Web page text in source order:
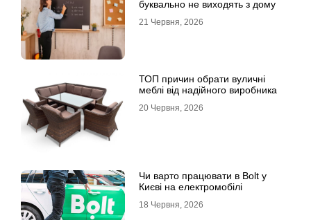
буквально не виходять з дому
21 Червня, 2026
ТОП причин обрати вуличні
меблі від надійного виробника
20 Червня, 2026
Чи варто працювати в Bolt у
Києві на електромобілі
18 Червня, 2026